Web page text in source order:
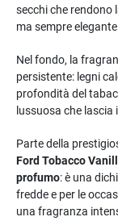
secchi che rendono
ma sempre
Nel fondo, la
persistente: legni
profondità del
lussuosa che lascia
Parte della
Ford Tobacco
profumo: è una
fredde e per le
una fragranza